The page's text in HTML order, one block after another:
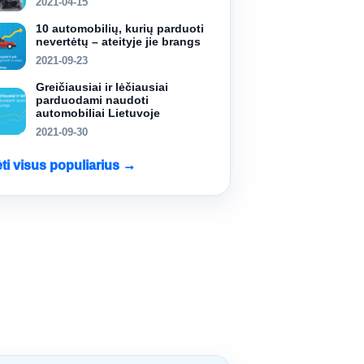
10 automobilių, kurių parduoti
nevertėtų – ateityje jie brangs
2021-09-23
Greičiausiai ir lėčiausiai
parduodami naudoti
automobiliai Lietuvoje
2021-09-30
visus populiarius →